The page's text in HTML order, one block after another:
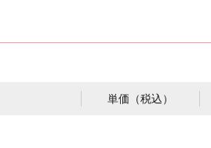
単価（税込）